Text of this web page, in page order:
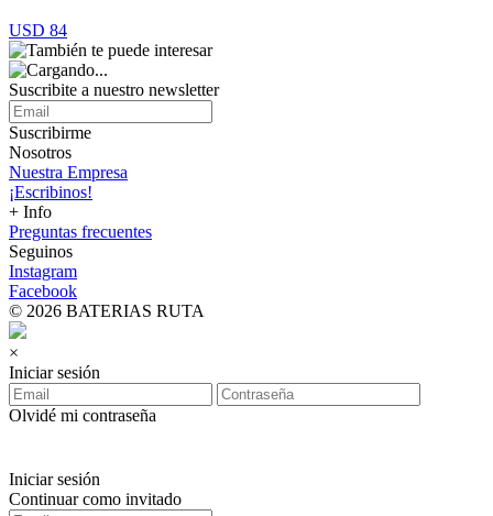
USD 84
Suscribite a nuestro newsletter
Suscribirme
Nosotros
Nuestra Empresa
¡Escribinos!
+ Info
Preguntas frecuentes
Seguinos
Instagram
Facebook
© 2026 BATERIAS RUTA
×
Iniciar sesión
Olvidé mi contraseña
Iniciar sesión
Continuar como invitado